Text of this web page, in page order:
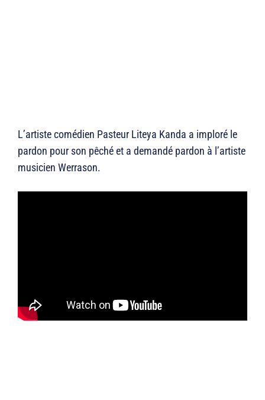
L’artiste comédien Pasteur Liteya Kanda a imploré le
pardon pour son pêché et a demandé pardon à l’artiste
musicien Werrason.